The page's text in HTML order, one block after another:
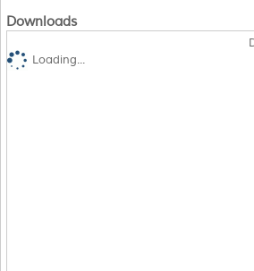
Downloads
Loading...